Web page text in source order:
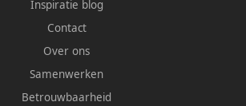
Inspiratie blog
Contact
Over ons
Samenwerken
Betrouwbaarheid